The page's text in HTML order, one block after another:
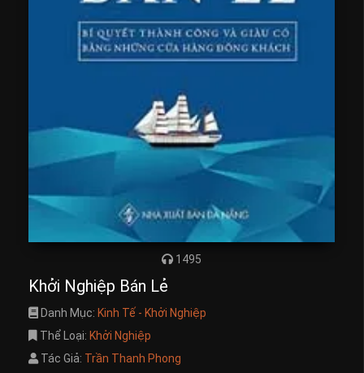
1495
Khởi Nghiệp Bán Lẻ
Danh Mục: Kinh Tế - Khởi Nghiệp
Thể Loại: Khởi Nghiệp
Tác Giả: Trần Thanh Phong